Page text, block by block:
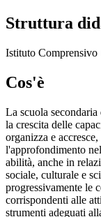
Struttura
Istituto Comprensivo
Cos'è
La scuola
la crescita delle
organizza e
l'approfondimento
abilità, anche in
sociale, culturale e
progressivamente le
corrispondenti alle
strumenti adeguati